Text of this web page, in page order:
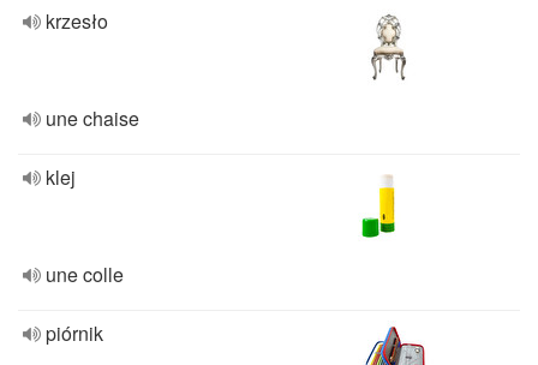
krzesło
une chaise
klej
une colle
piórnik